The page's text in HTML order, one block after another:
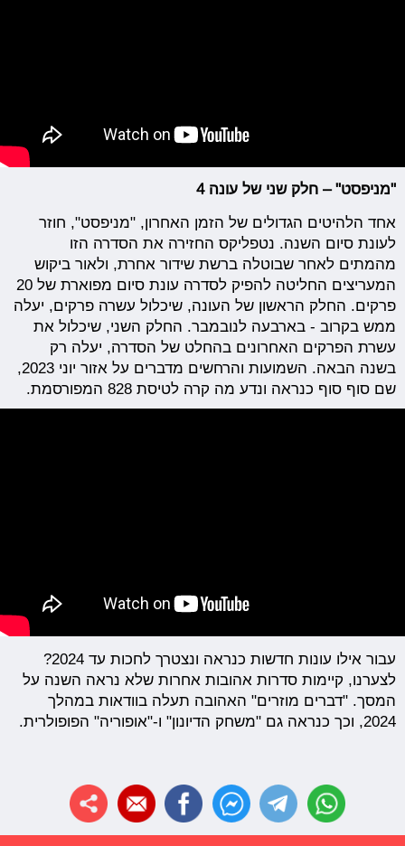
"מניפסט" – חלק שני של עונה 4
אחד הלהיטים הגדולים של הזמן האחרון, "מניפסט", חוזר
לעונת סיום השנה. נטפליקס החזירה את הסדרה הזו
מהמתים לאחר שבוטלה ברשת שידור אחרת, ולאור ביקוש
המעריצים החליטה להפיק לסדרה עונת סיום מפוארת של 20
פרקים. החלק הראשון של העונה, שיכלול עשרה פרקים, יעלה
ממש בקרוב - בארבעה לנובמבר. החלק השני, שיכלול את
עשרת הפרקים האחרונים בהחלט של הסדרה, יעלה רק
בשנה הבאה. השמועות והרחשים מדברים על אזור יוני 2023,
שם סוף סוף כנראה ונדע מה קרה לטיסת 828 המפורסמת.
עבור אילו עונות חדשות כנראה ונצטרך לחכות עד 2024?
לצערנו, קיימות סדרות אהובות אחרות שלא נראה השנה על
המסך. "דברים מוזרים" האהובה תעלה בוודאות במהלך
2024, וכך כנראה גם "משחק הדיונון" ו-"אופוריה" הפופולרית.